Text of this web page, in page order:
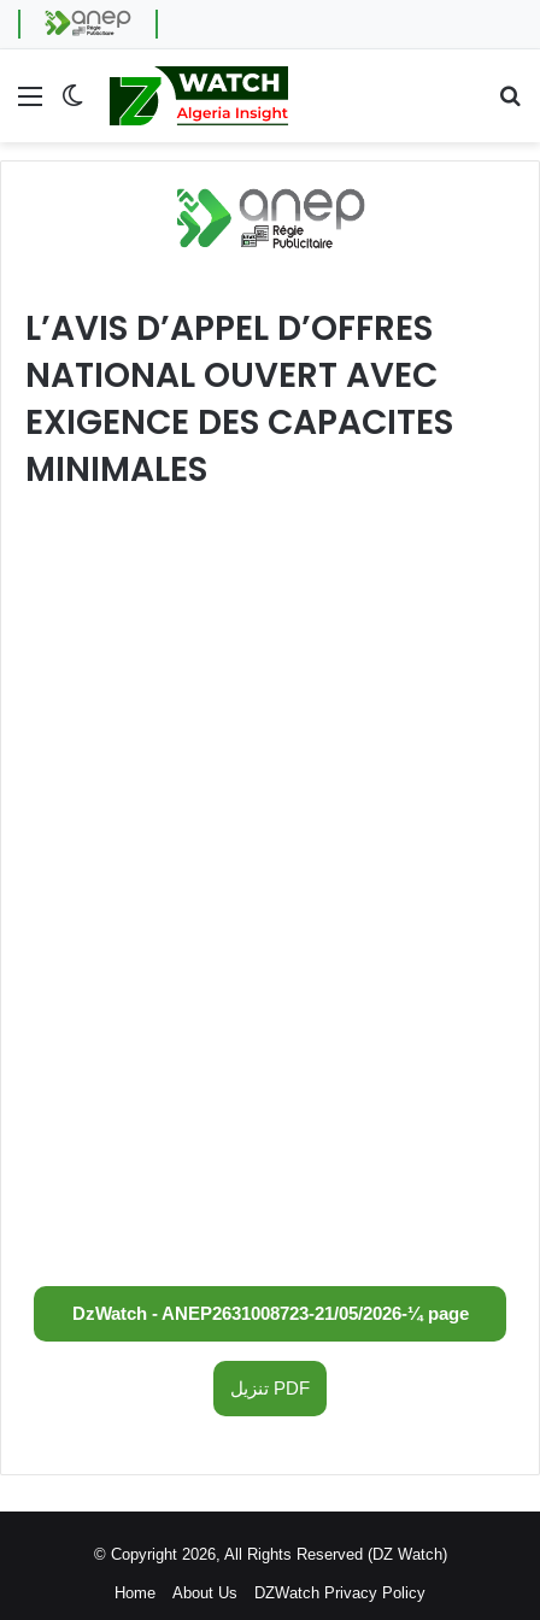
Menu Switch skin
L’AVIS D’APPEL D’OFFRES
NATIONAL OUVERT AVEC
EXIGENCE DES CAPACITES
MINIMALES
DzWatch - ANEP2631008723-21/05/2026-¼ page
تنزيل PDF
© Copyright 2026, All Rights Reserved (DZ Watch)
Home About Us DZWatch Privacy Policy